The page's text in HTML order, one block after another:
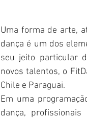
Uma forma de arte,
dança é um dos
seu jeito particular
novos talentos, o
Chile e Paraguai.
Em uma
dança,